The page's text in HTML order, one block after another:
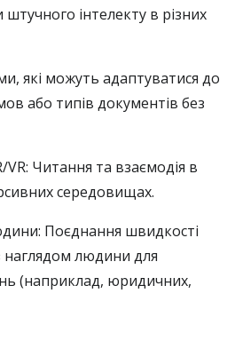
інтелекту в різних
які можуть адаптуватися до
або типів документів без
Читання та взаємодія в
середовищах.
Поєднання швидкості
наглядом людини для
(наприклад, юридичних,